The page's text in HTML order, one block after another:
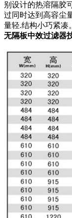
别设计的热溶隔胶
过同时达到高容尘
量轻.结构小巧紧凑。
无隔板中效过滤器